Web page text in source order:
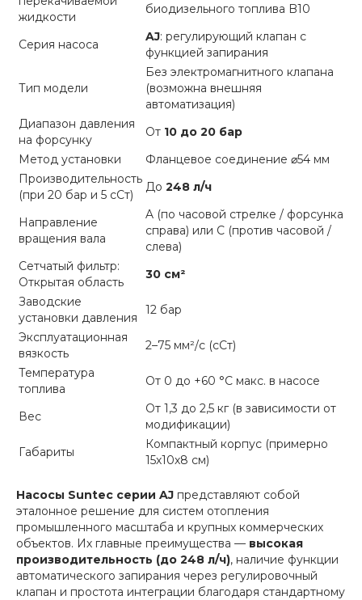
жидкости
биодизельного топлива B10
Серия насоса
AJ: регулирующий клапан с
функцией запирания
Тип модели
Без электромагнитного клапана
(возможна внешняя
автоматизация)
Диапазон давления
на форсунку
От 10 до 20 бар
Метод установки
Фланцевое соединение ⌀54 мм
Производительность
(при 20 бар и 5 сСт)
До 248 л/ч
Направление
вращения вала
A (по часовой стрелке / форсунка
справа) или C (против часовой /
слева)
Сетчатый фильтр:
Открытая область
30 см²
Заводские
установки давления
12 бар
Эксплуатационная
вязкость
2–75 мм²/с (сСт)
Температура
топлива
От 0 до +60 °C макс. в насосе
Вес
От 1,3 до 2,5 кг (в зависимости от
модификации)
Габариты
Компактный корпус (примерно
15х10х8 см)
Насосы Suntec серии AJ представляют собой
эталонное решение для систем отопления
промышленного масштаба и крупных коммерческих
объектов. Их главные преимущества — высокая
производительность (до 248 л/ч), наличие функции
автоматического запирания через регулировочный
клапан и простота интеграции благодаря стандартному